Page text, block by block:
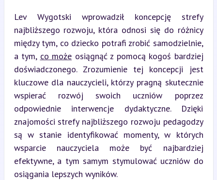
Lev Wygotski wprowadził koncepcję strefy
najbliższego rozwoju, która odnosi się do różnicy
między tym, co dziecko potrafi zrobić samodzielnie,
a tym, co może osiągnąć z pomocą kogoś bardziej
doświadczonego. Zrozumienie tej koncepcji jest
kluczowe dla nauczycieli, którzy pragną skutecznie
wspierać rozwój swoich uczniów poprzez
odpowiednie interwencje dydaktyczne. Dzięki
znajomości strefy najbliższego rozwoju pedagodzy
są w stanie identyfikować momenty, w których
wsparcie nauczyciela może być najbardziej
efektywne, a tym samym stymulować uczniów do
osiągania lepszych wyników.